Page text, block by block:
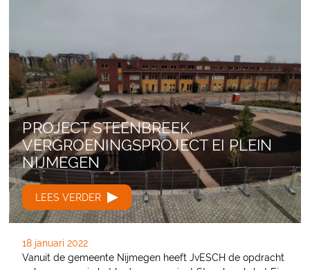
PROJECT STEENBREEK,
VERGROENINGSPROJECT EI PLEIN
NIJMEGEN
LEES VERDER
18 januari 2022
Vanuit de gemeente Nijmegen heeft JvESCH de opdracht